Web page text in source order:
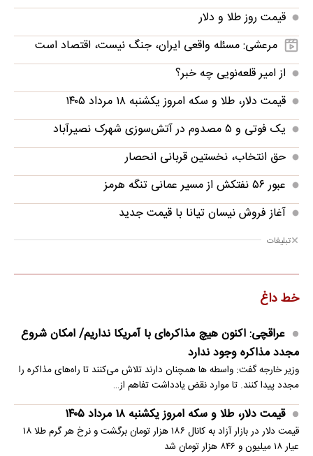
قیمت روز طلا و دلار
مرعشی: مسئله واقعی ایران، جنگ نیست، اقتصاد است
از امیر قلعه‌نویی چه خبر؟
قیمت دلار، طلا و سکه امروز یکشنبه ۱۸ مرداد ۱۴۰۵
‌یک فوتی و ۵ مصدوم در آتش‌سوزی شهرک نصیرآباد
حق انتخاب، نخستین قربانی انحصار
عبور ۵۶ نفتکش از مسیر عمانی تنگه هرمز
آغاز فروش نیسان تیانا با قیمت جدید
تبلیغات
خط داغ
عراقچی: اکنون هیچ مذاکره‌ای با آمریکا نداریم/ امکان شروع
مجدد مذاکره وجود ندارد
وزیر خارجه گفت: واسطه ها همچنان دارند تلاش می‌کنند تا راه‌های مذاکره را
مجدد پیدا کنند. تا موارد نقض یادداشت تفاهم از…
قیمت دلار، طلا و سکه امروز یکشنبه ۱۸ مرداد ۱۴۰۵
قیمت دلار در بازار آزاد به کانال ۱۸۶ هزار تومان برگشت و نرخ هر گرم طلا ۱۸
عیار ۱۸ میلیون و ۸۴۶ هزار تومان شد